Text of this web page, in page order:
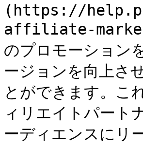
(https://
affiliate-
のプロモーション
ージョンを向上さ
とができます。こ
ィリエイトパート
ーディエンスにリ